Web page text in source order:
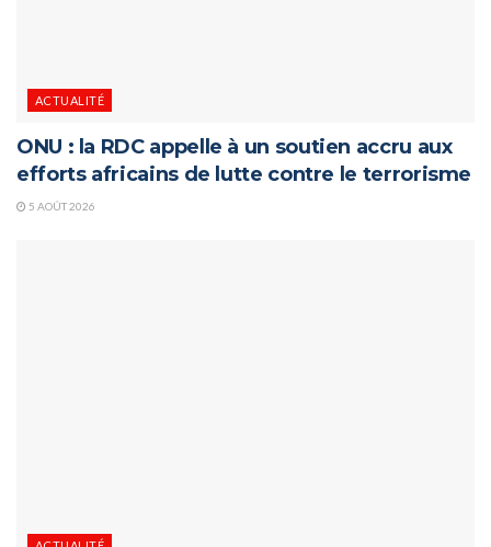
ACTUALITÉ
ONU : la RDC appelle à un soutien accru aux
efforts africains de lutte contre le terrorisme
5 AOÛT 2026